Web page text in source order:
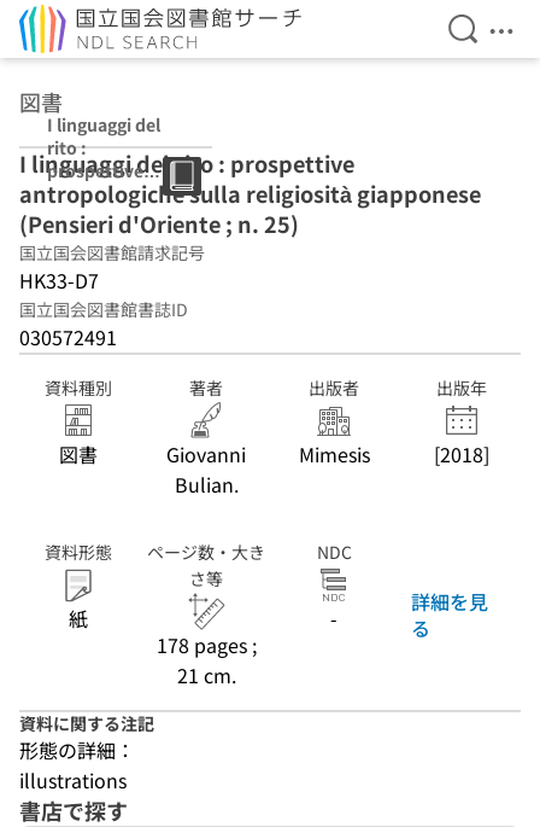
検索を
メ
図書
I linguaggi del
rito :
prospettive
antropologiche
sulla religiosità
giapponese
(Pensieri
d'Oriente ; n.
25)
I linguaggi del rito : prospettive
antropologiche sulla religiosità giapponese
(Pensieri d'Oriente ; n. 25)
国立国会図書館請求記号
HK33-D7
国立国会図書館書誌ID
030572491
資料種別
図書
著者
Giovanni
Bulian.
出版者
Mimesis
出版年
[2018]
資料形態
紙
ページ数・大き
さ等
178 pages ;
21 cm.
NDC
-
詳細を見
る
資料に関する注記
形態の詳細：
illustrations
書店で探す